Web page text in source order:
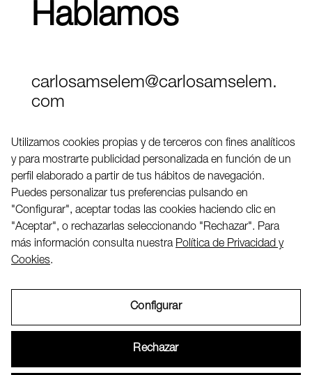
Hablamos
carlosamselem@carlosamselem.
com
Twitter
LinkedIN
2026 ©
Utilizamos cookies propias y de terceros con fines analíticos
y para mostrarte publicidad personalizada en función de un
perfil elaborado a partir de tus hábitos de navegación.
Puedes personalizar tus preferencias pulsando en
"Configurar", aceptar todas las cookies haciendo clic en
"Aceptar", o rechazarlas seleccionando "Rechazar". Para
más información consulta nuestra Política de Privacidad y
Cookies.
Configurar
Rechazar
Política de Privacidad y Cookies